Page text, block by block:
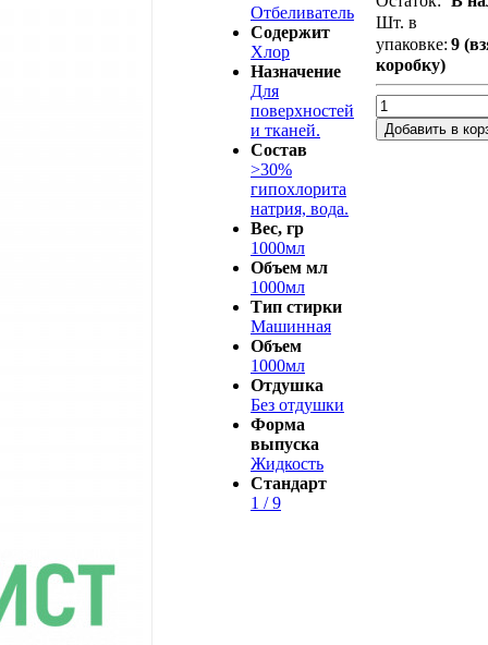
Отбеливатель
Содержит
Хлор
Назначение
Для
поверхностей
и тканей.
Состав
>30%
гипохлорита
натрия, вода.
Вес, гр
1000мл
Объем мл
1000мл
Тип стирки
Машинная
Объем
1000мл
Отдушка
Без отдушки
Форма
выпуска
Жидкость
Стандарт
1 / 9
Шт. в
упаковке: 9
коробку)
Добавить в